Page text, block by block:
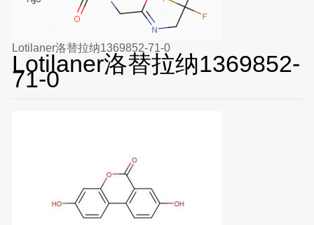
Lotilaner洛替拉纳1369852-71-0
Lotilaner洛替拉纳1369852-
71-0